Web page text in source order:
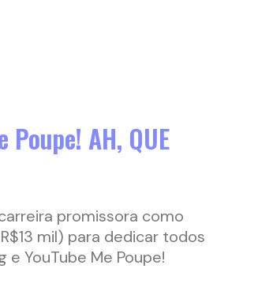
promissora como
mil) para dedicar todos
YouTube Me Poupe!
Poupe! AH, QUE